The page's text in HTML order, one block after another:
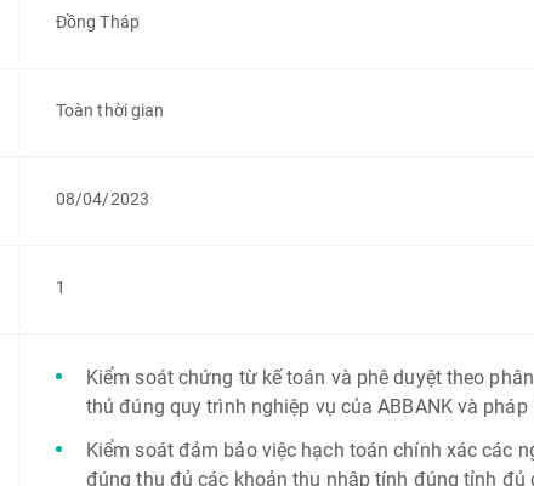
Đồng Tháp
Toàn thời gian
08/04/2023
1
Kiểm soát chứng từ kế toán và phê duyệt theo
thủ đúng quy trình nghiệp vụ của ABBANK và pháp
Kiểm soát đảm bảo việc hạch toán chính xác các
đúng thu đủ các khoản thu nhập tính đúng tỉnh đủ